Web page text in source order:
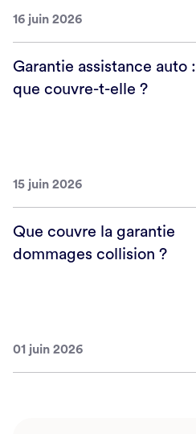
16 juin 2026
Garantie assistance auto :
que couvre-t-elle ?
15 juin 2026
Que couvre la garantie
dommages collision ?
01 juin 2026